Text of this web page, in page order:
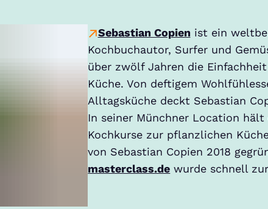
Sebastian Copienist ein
Kochbuchautor, Surfer und
über zwölf Jahren die
Küche. Von deftigem
Alltagsküche deckt Sebastian
In seiner Münchner Location
Kochkurse zur pflanzlichen
von Sebastian Copien 2018
masterclass.de wurde schnell